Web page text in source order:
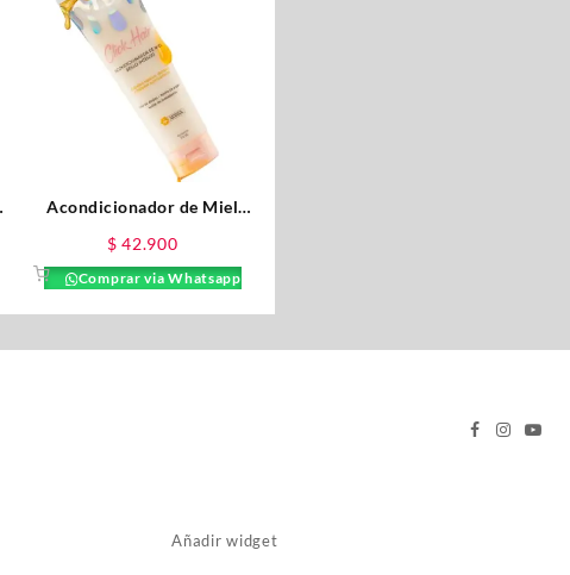
Acondicionador de Miel
$ 42.900
Comprar via Whatsapp
Añadir widget